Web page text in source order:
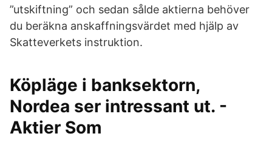
”utskiftning” och sedan sålde aktierna behöver
du beräkna anskaffningsvärdet med hjälp av
Skatteverkets instruktion.
Köpläge i banksektorn,
Nordea ser intressant ut. -
Aktier Som